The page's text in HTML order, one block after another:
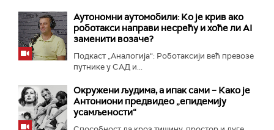
Аутономни аутомобили: Ко је крив ако
роботакси направи несрећу и хоће ли AI
заменити возаче?
Подкаст „Аналогија“: Роботаксији већ превозе
путнике у САД и...
Окружени људима, а ипак сами – Како је
Антониони предвидео „епидемију
усамљености“